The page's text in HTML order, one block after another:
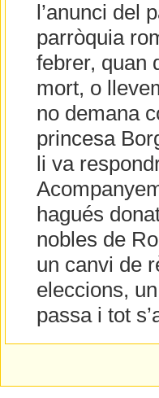
l’anunci del
parròquia
febrer, quan
mort, o
no demana
princesa
li va
hagués
nobles de
un canvi de
eleccions,
passa i tot